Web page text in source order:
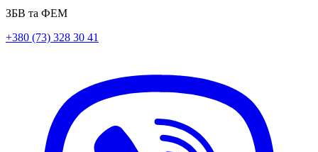
ЗБВ та ФЕМ
+380 (73) 328 30 41